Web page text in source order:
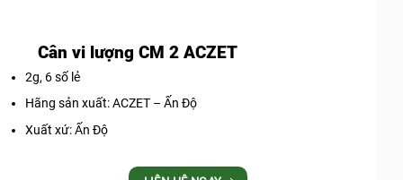
Cân vi lượng CM 2 ACZET
2g, 6 số lẻ
Hãng sản xuất: ACZET – Ấn Độ
Xuất xứ: Ấn Độ